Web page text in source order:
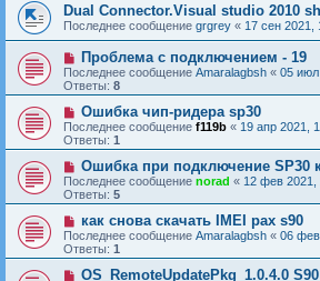
Dual Connector.Visual studio 2010
Последнее сообщение grgrey « 17 сен 2021,
Проблема с подключением - 19
Последнее сообщение Amaralagbsh « 05 июл
Ответы: 8
Ошибка чип-ридера sp30
Последнее сообщение f119b « 19 апр 2021,
Ответы: 1
Ошибка при подключение SP30
Последнее сообщение norad « 12 фев 2021,
Ответы: 5
как снова скачать IMEI pax s90
Последнее сообщение Amaralagbsh « 06
Ответы: 1
OS_RemoteUpdatePkg_1.0.4.0 S90